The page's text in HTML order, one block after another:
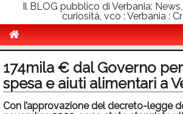
Il BLOG pubblico di Verbania:
curiosità, vco : Verbania :
Politica
Sport
174mila € dal Governo
spesa e aiuti alimentari a
Con l’approvazione del decreto-legge